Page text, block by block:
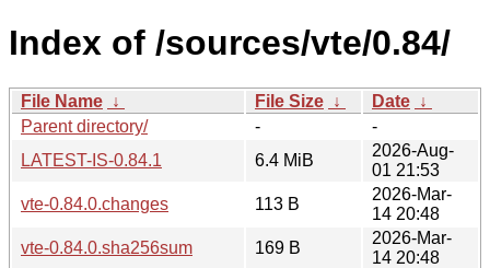
Index of /sources/vte/0.84/
File Name ↓ File Size ↓ Date ↓
Parent directory/
-
-
LATEST-IS-0.84.1
6.4 MiB
2026-Aug-
01 21:53
vte-0.84.0.changes
113 B
2026-Mar-
14 20:48
vte-0.84.0.sha256sum
169 B
2026-Mar-
14 20:48